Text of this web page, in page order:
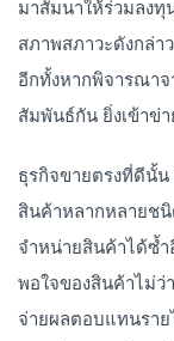
มาสัมนาให้ร่วมลง
สภาพสภาวะดังกล่
อีกทั้งหากพิจารณา
สัมพันธ์กัน ยิ่งเข้าข่
ธุรกิจขายตรงที่ดีนั้
สินค้าหลากหลายช
จำหน่ายสินค้าได้ซ้
พอใจของสินค้าไม่ว่
จ่ายผลตอบแทนรา